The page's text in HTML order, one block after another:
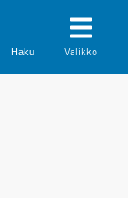
Haku Valikko